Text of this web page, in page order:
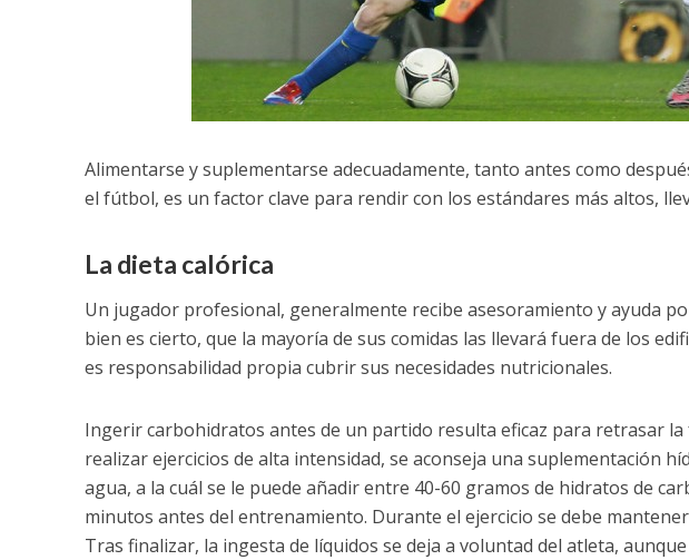
Alimentarse y suplementarse adecuadamente, tanto antes como
el fútbol, es un factor clave para rendir con los estándares más altos,
La dieta calórica
Un jugador profesional, generalmente recibe asesoramiento y ayuda
bien es cierto, que la mayoría de sus comidas las llevará fuera de los
es responsabilidad propia cubrir sus necesidades nutricionales.
Ingerir carbohidratos antes de un partido resulta eficaz para retrasar la
realizar ejercicios de alta intensidad, se aconseja una suplementación
agua, a la cuál se le puede añadir entre 40-60 gramos de hidratos de
minutos antes del entrenamiento. Durante el ejercicio se debe
Tras finalizar, la ingesta de líquidos se deja a voluntad del atleta,